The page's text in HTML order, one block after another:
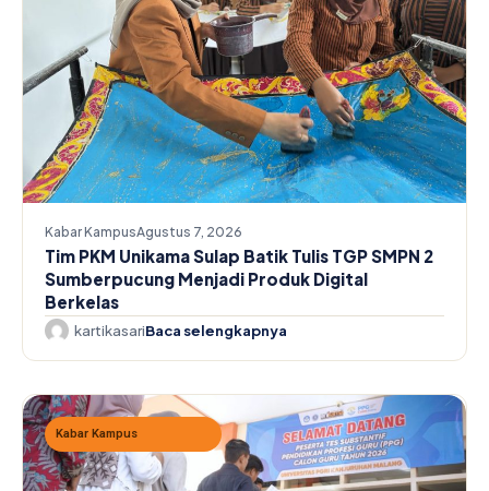
Kabar KampusAgustus 7, 2026
Tim PKM Unikama Sulap Batik Tulis TGP SMPN 2
Sumberpucung Menjadi Produk Digital
Berkelas
kartikasariBaca selengkapnya
Kabar Kampus